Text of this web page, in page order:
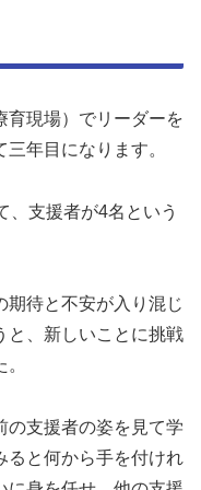
育現場）でリーダーを
年目になります。
、支援者が4名という
期待と不安が入り混じ
と、新しいことに挑戦
の支援者の姿を見て学
ると何から手を付けれ